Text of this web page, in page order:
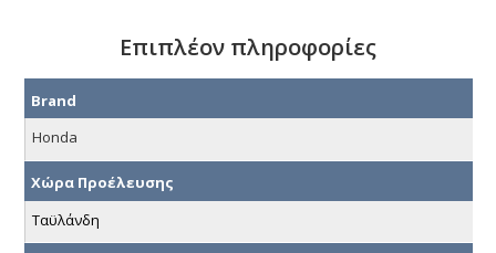
Επιπλέον πληροφορίες
Brand
Honda
Χώρα Προέλευσης
Ταϋλάνδη